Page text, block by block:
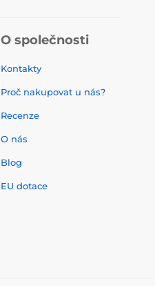
O společnosti
Kontakty
Proč nakupovat u nás?
Recenze
O nás
Blog
EU dotace